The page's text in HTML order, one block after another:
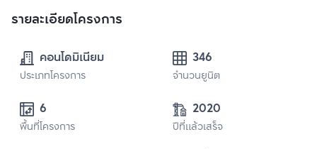
รายละเอียดโครงการ
คอนโดมิเนียม
ประเภทโครงการ
346
จำนวนยูนิต
6
พื้นที่โครงการ
2020
ปีที่แล้วเสร็จ